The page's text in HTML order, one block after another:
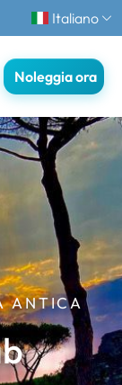
Italiano
Noleggia ora
ANTICA